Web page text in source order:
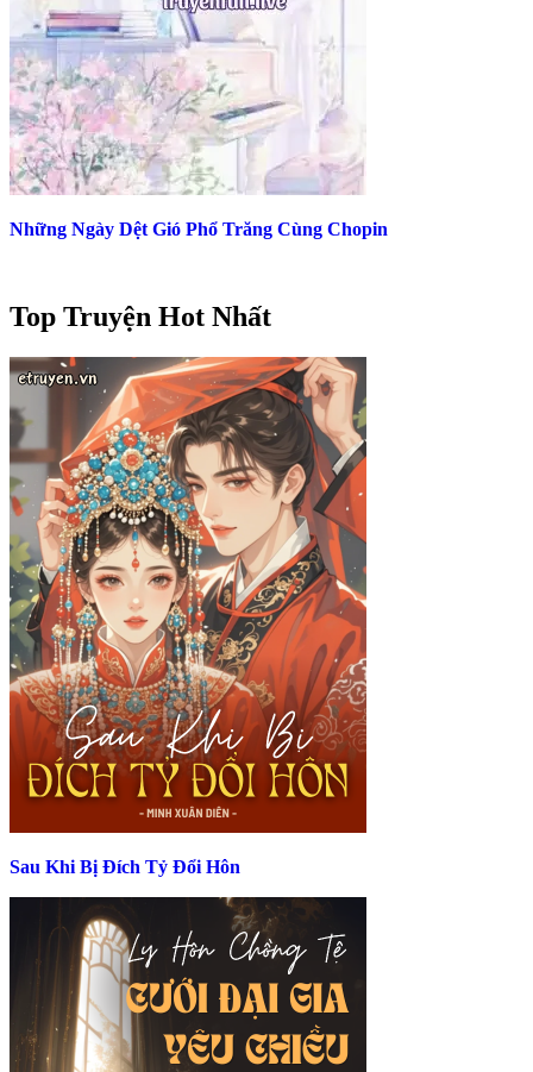
Những Ngày Dệt Gió Phổ Trăng Cùng Chopin
Top Truyện Hot Nhất
Sau Khi Bị Đích Tỷ Đổi Hôn